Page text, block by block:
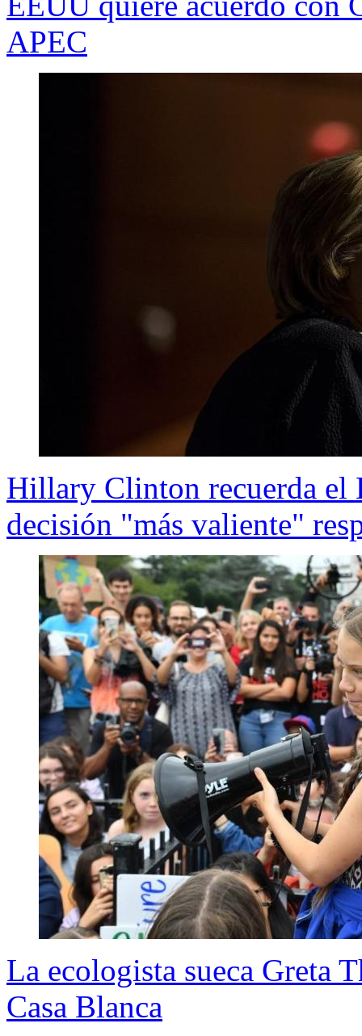
APEC
Hillary Clinton recuerda el
decisión "más valiente"
La ecologista sueca Greta
Casa Blanca